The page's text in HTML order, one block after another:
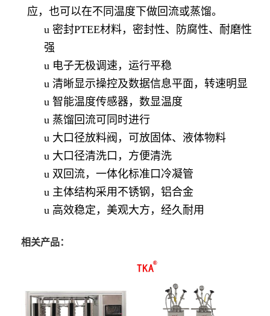
应，也可以在不同温度下做回流或蒸馏。
u 密封PTEE材料，密封性、防腐性、耐磨性
强
u 电子无极调速，运行平稳
u 清晰显示操控及数据信息平面，转速明显
u 智能温度传感器，数显温度
u 蒸馏回流可同时进行
u 大口径放料阀，可放固体、液体物料
u 大口径清洗口，方便清洗
u 双回流，一体化标准口冷凝管
u 主体结构采用不锈钢，铝合金
u 高效稳定，美观大方，经久耐用
相关产品：